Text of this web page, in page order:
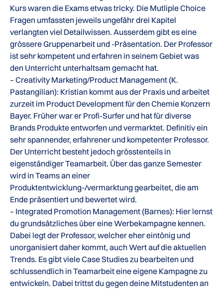
Kurs waren die Exams etwas tricky. Die Mutliple Choice
Fragen umfassten jeweils ungefähr drei Kapitel
verlangten viel Detailwissen. Ausserdem gibt es eine
grössere Gruppenarbeit und -Präsentation. Der Professor
ist sehr kompetent und erfahren in seinem Gebiet was
den Unterricht unterhaltsam gemacht hat.
– Creativity Marketing/Product Management (K.
Pastangilian): Kristian kommt aus der Praxis und arbeitet
zurzeit im Product Development für den Chemie Konzern
Bayer. Früher war er Profi-Surfer und hat für diverse
Brands Produkte entworfen und vermarktet. Definitiv ein
sehr spannender, erfahrener und kompetenter Professor.
Der Unterricht besteht jedoch grösstenteils in
eigenständiger Teamarbeit. Über das ganze Semester
wird in Teams an einer
Produktentwicklung-/vermarktung gearbeitet, die am
Ende präsentiert und bewertet wird.
– Integrated Promotion Management (Barnes): Hier lernst
du grundsätzliches über eine Werbekampagne kennen.
Dabei legt der Professor, welcher eher eintönig und
unorganisiert daher kommt, auch Wert auf die aktuellen
Trends. Es gibt viele Case Studies zu bearbeiten und
schlussendlich in Teamarbeit eine eigene Kampagne zu
entwickeln. Dabei trittst du gegen deine Mitstudenten an